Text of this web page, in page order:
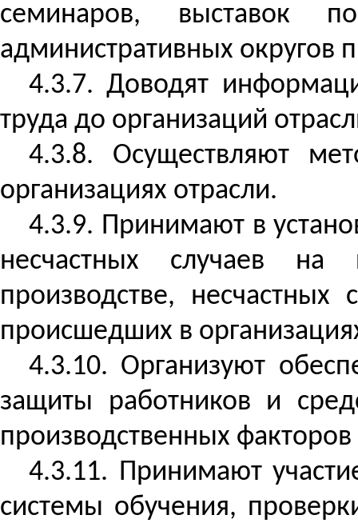
семинаров, выставок
административных округов
4.3.7. Доводят
труда до организаций
4.3.8. Осуществляют
организациях отрасли.
4.3.9. Принимают в
несчастных случаев на
производстве,
происшедших в
4.3.10. Организуют
защиты работников и
производственных
4.3.11. Принимают
системы обучения,